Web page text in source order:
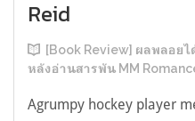
Reid
[Book Review] ผลพลอย
หลังอ่านสารพัน MM
Agrumpy hockey player